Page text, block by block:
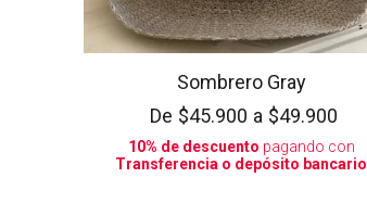
Sombrero Gray
De $45.900 a $49.900
10% de descuento pagando con
Transferencia o depósito bancario